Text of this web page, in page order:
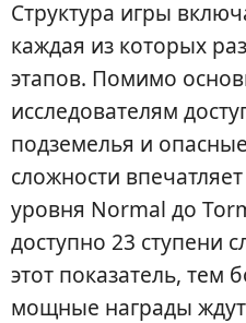
Структура игры
каждая из которых
этапов. Помимо
исследователям
подземелья и
сложности
уровня Normal до
доступно 23 ступени
этот показатель, тем
мощные награды ждут